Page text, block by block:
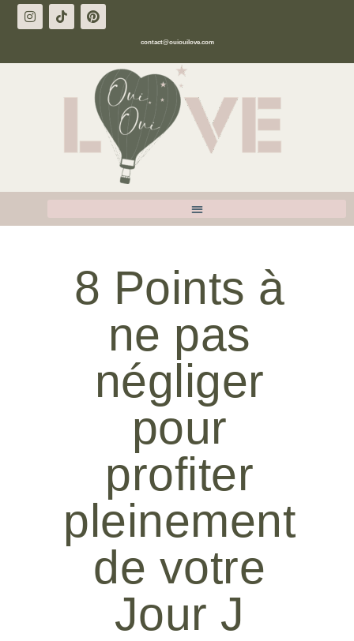
contact@ouiouilove.com
8 Points à
ne pas
négliger
pour
profiter
pleinement
de votre
Jour J